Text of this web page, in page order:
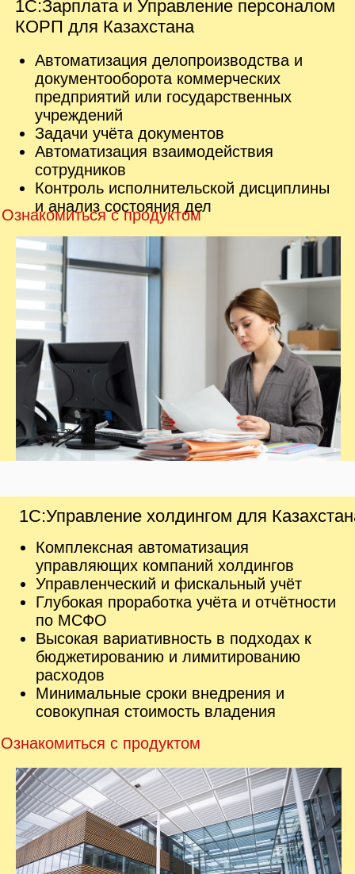
Учёт входящих, исходящих и внутренних
документов, в том числе договоров и
обращений граждан и юридических лиц
Хранение файлов, их коллективное
редактирование и контроль версий
Автоматизация ключевых процессов —
рассмотрение, исполнение,
согласование, утверждение, и т.п.
Учёт и анализ рабочего времени
сотрудников
Поддержка бумажного делопроизводства
и документооборота
1С:Предприятие 8. Документооборот
КОРП для Казахстана
Ознакомиться с продуктом